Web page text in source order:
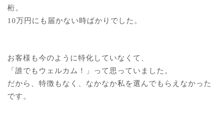
桁。
10万円にも届かない時ばかりでした。
お客様も今のように特化していなくて、
「誰でもウェルカム！」って思っていました。
だから、特徴もなく、なかなか私を選んでもらえなかった
です。